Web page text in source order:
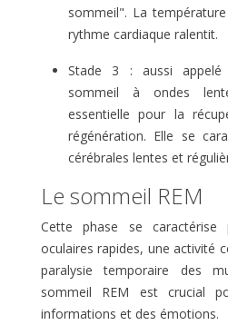
sommeil". La
rythme cardiaque ralentit.
Stade 3 : aussi
sommeil à ondes
essentielle pour la
régénération. Elle se
cérébrales lentes et
Le sommeil REM
Cette phase se caractérise
oculaires rapides, une activité
paralysie temporaire des
sommeil REM est crucial
informations et des émotions.